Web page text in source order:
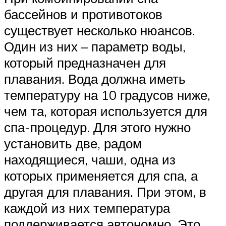
бассейнов и противотоков
существует несколько нюансов.
Один из них – параметр воды,
который предназначен для
плавания. Вода должна иметь
температуру на 10 градусов ниже,
чем та, которая используется для
спа-процедур. Для этого нужно
установить две, радом
находящиеся, чаши, одна из
которых применяется для спа, а
другая для плавания. При этом, в
каждой из них температура